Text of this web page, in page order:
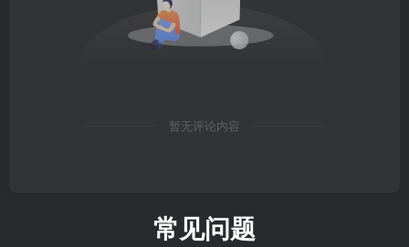
暂无评论内容
常见问题